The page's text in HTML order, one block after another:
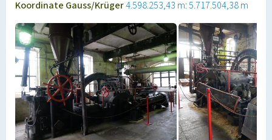
Koordinate Gauss/Krüger4.598.253,43 m: 5.717.504,38 m